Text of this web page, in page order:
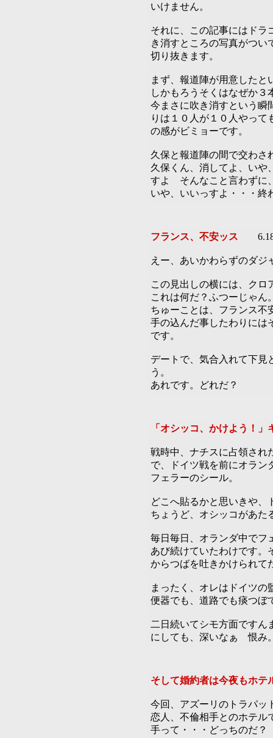
いけません。
それに、この記事にはドラ
き消すところの写真がつい
切り抜きます。
まず、報道陣が用意したと
しかもろうそくはなぜか
今まさに吹き消すという瞬
りは１０人が１０人やって
の感がビミョーです。
久保と報道陣の間で交わさ
久保くん、消してよ、い
すよ そんなこと言わずに
いや、いいっすよ・・・終
フランス、不安ッス
えー、あいかわらずのダジ
この見出しの横には、クロ
これは何だ？ふつーじゃん
ちゅーことは、フランス不
手の込んだ事したわりには
です。
デートで、気合入れて下見
う。
あれです。どれだ？
「オシッコ、かけよう！」
戦時中、ナチスに占領され
で、ドイツ戦を前にオラン
フェラーのシール。
どこへ貼るかと思いきや、
ちょうど、オシッコがあた
毎日毎日、オランダ中でフ
あび続けていたわけです。
からつばを吐きかけられて
まったく、オレはドイツの
便器でも、道路でも痰つぼ
二日続いてシモ方面ですん
にしても、深いなぁ 恨み
そして婚約者は今夜もホテ
今回、アズーリのトラパッ
恋人、不倫相手とのホテル
手って・・・どっちのだ？